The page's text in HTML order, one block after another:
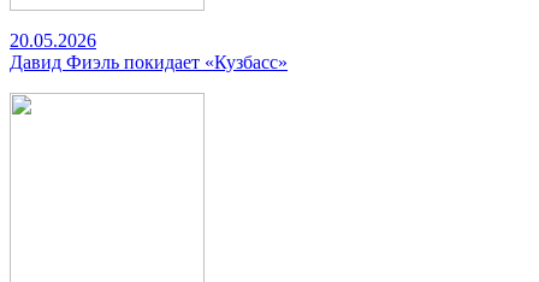
20.05.2026
Давид Фиэль покидает «Кузбасс»